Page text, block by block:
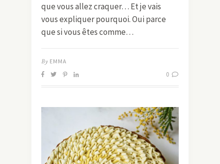
que vous allez craquer… Et je vais
vous expliquer pourquoi. Oui parce
que si vous êtes comme…
By EMMA
0